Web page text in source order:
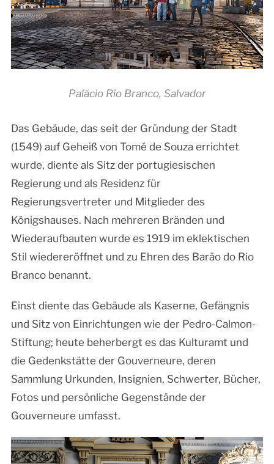
Palácio Rio Branco, Salvador
Das Gebäude, das seit der Gründung der Stadt
(1549) auf Geheiß von Tomé de Souza errichtet
wurde, diente als Sitz der portugiesischen
Regierung und als Residenz für
Regierungsvertreter und Mitglieder des
Königshauses. Nach mehreren Bränden und
Wiederaufbauten wurde es 1919 im eklektischen
Stil wiedereröffnet und zu Ehren des Barão do Rio
Branco benannt.
Einst diente das Gebäude als Kaserne, Gefängnis
und Sitz von Einrichtungen wie der Pedro-Calmon-
Stiftung; heute beherbergt es das Kulturamt und
die Gedenkstätte der Gouverneure, deren
Sammlung Urkunden, Insignien, Schwerter, Bücher,
Fotos und persönliche Gegenstände der
Gouverneure umfasst.